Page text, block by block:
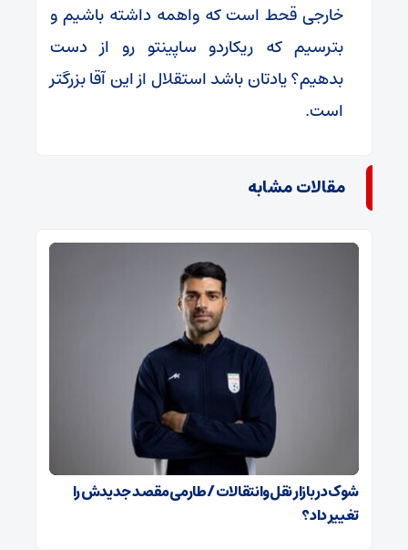
خارجی قحط است که واهمه داشته باشیم و
بترسیم که ریکاردو ساپینتو رو از دست
بدهیم؟ یادتان باشد استقلال از این آقا بزرگتر
است.
مقالات مشابه
شوک در بازار نقل‌وانتقالات / طارمی مقصد جدیدش را
تغییر داد؟